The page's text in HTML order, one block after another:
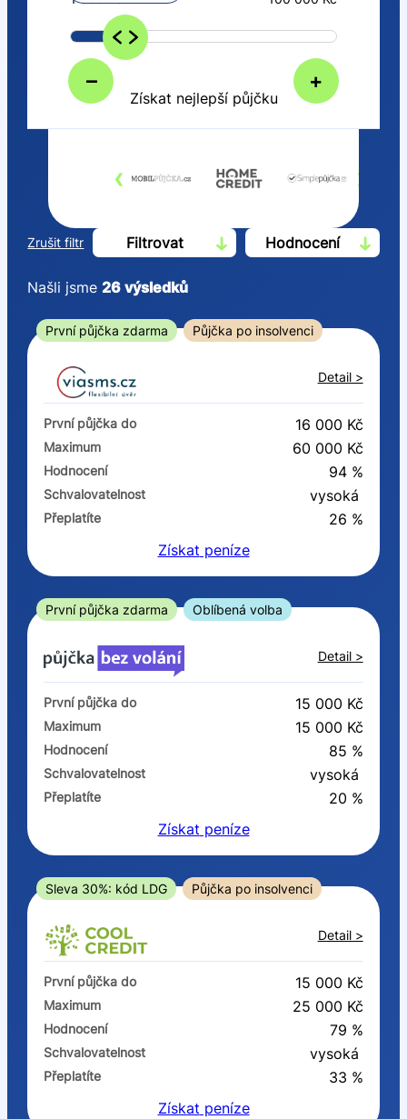
– +
Získat nejlepší půjčku
‹ ›
Zrušit filtr Filtrovat Hodnocení
Od
První půjčka zdarma
–
ano
Ve zkušebce
ano
ne
V exekuci
ano
ne
Po insolvenci
V hotovosti
ano
Našli jsme26 výsledků
První půjčka zdarma Půjčka po insolvenci
Detail >
První půjčka do 16 000 Kč
Maximum 60 000 Kč
Hodnocení 94 %
Schvalovatelnost vysoká
Přeplatíte
26 %
Získat peníze
První půjčka zdarma Oblíbená volba
Detail >
První půjčka do 15 000 Kč
Maximum 15 000 Kč
Hodnocení 85 %
Schvalovatelnost vysoká
Přeplatíte
20 %
Získat peníze
Sleva 30%: kód LDG Půjčka po insolvenci
Detail >
První půjčka do 15 000 Kč
Maximum 25 000 Kč
Hodnocení 79 %
Schvalovatelnost vysoká
Přeplatíte
33 %
Získat peníze